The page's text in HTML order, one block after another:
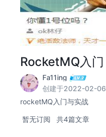
RocketMQ入门
Fa11ing
创建于2022-02-06
rocketMQ入门与实战
暂无订阅 共4篇文章